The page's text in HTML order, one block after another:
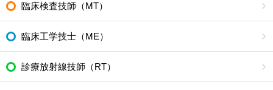
臨床検査技師（MT）
臨床工学技士（ME）
診療放射線技師（RT）